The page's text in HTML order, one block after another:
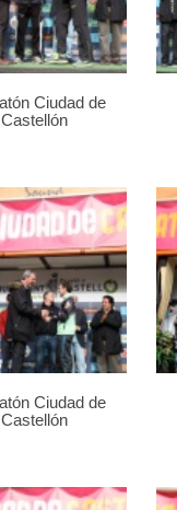
Ciudad de
Castellón
Ciudad de
Castellón